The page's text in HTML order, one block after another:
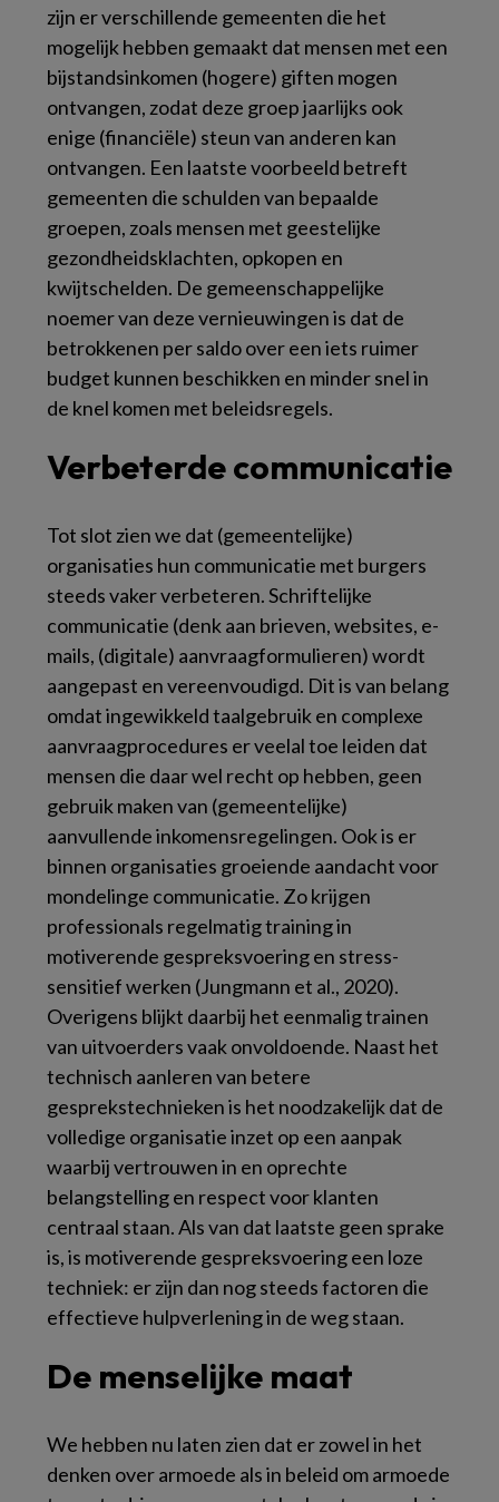
zijn er verschillende gemeenten die het
mogelijk hebben gemaakt dat mensen met een
bijstandsinkomen (hogere) giften mogen
ontvangen, zodat deze groep jaarlijks ook
enige (financiële) steun van anderen kan
ontvangen. Een laatste voorbeeld betreft
gemeenten die schulden van bepaalde
groepen, zoals mensen met geestelijke
gezondheidsklachten, opkopen en
kwijtschelden. De gemeenschappelijke
noemer van deze vernieuwingen is dat de
betrokkenen per saldo over een iets ruimer
budget kunnen beschikken en minder snel in
de knel komen met beleidsregels.
Verbeterde communicatie
Tot slot zien we dat (gemeentelijke)
organisaties hun communicatie met burgers
steeds vaker verbeteren. Schriftelijke
communicatie (denk aan brieven, websites, e-
mails, (digitale) aanvraagformulieren) wordt
aangepast en vereenvoudigd. Dit is van belang
omdat ingewikkeld taalgebruik en complexe
aanvraagprocedures er veelal toe leiden dat
mensen die daar wel recht op hebben, geen
gebruik maken van (gemeentelijke)
aanvullende inkomensregelingen. Ook is er
binnen organisaties groeiende aandacht voor
mondelinge communicatie. Zo krijgen
professionals regelmatig training in
motiverende gespreksvoering en stress-
sensitief werken (Jungmann et al., 2020).
Overigens blijkt daarbij het eenmalig trainen
van uitvoerders vaak onvoldoende. Naast het
technisch aanleren van betere
gesprekstechnieken is het noodzakelijk dat de
volledige organisatie inzet op een aanpak
waarbij vertrouwen in en oprechte
belangstelling en respect voor klanten
centraal staan. Als van dat laatste geen sprake
is, is motiverende gespreksvoering een loze
techniek: er zijn dan nog steeds factoren die
effectieve hulpverlening in de weg staan.
De menselijke maat
We hebben nu laten zien dat er zowel in het
denken over armoede als in beleid om armoede